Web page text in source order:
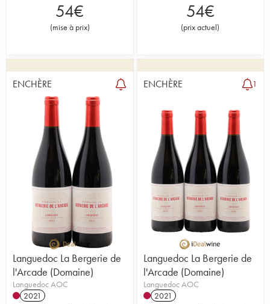
54€
(mise à prix)
54€
(prix actuel)
ENCHÈRE
Languedoc La Bergerie de
l'Arcade (Domaine)
Languedoc AOC
2021
ENCHÈRE 1
Languedoc La Bergerie de
l'Arcade (Domaine)
Languedoc AOC
2021